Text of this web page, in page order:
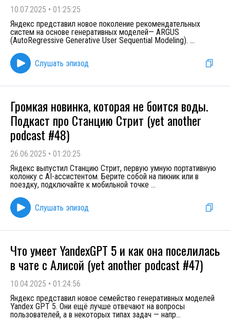
10.07.2025 • 01:25:25
Яндекс представил новое поколение рекомендательных
систем на основе генеративных моделей— ARGUS
(AutoRegressive Generative User Sequential Modeling). ...
Слушать эпизод
Громкая новинка, которая не боится воды.
Подкаст про Станцию Стрит (yet another
podcast #48)
26.06.2025 • 01:20:25
Яндекс выпустил Станцию Стрит, первую умную портативную
колонку с AI-ассистентом. Берите собой на пикник или в
поездку, подключайте к мобильной точке ...
Слушать эпизод
Что умеет YandexGPT 5 и как она поселилась
в чате с Алисой (yet another podcast #47)
10.04.2025 • 01:24:56
Яндекс представил новое семейство генеративных моделей
Yandex GPT 5. Они ещё лучше отвечают на вопросы
пользователей, а в некоторых типах задач — напр...